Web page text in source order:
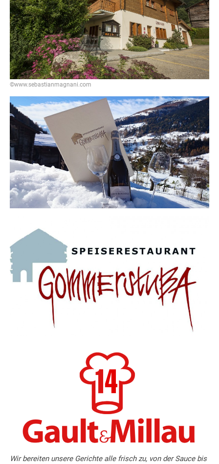
©www.sebastianmagnani.com
Wir bereiten unsere Gerichte alle frisch zu, von der Sauce bis